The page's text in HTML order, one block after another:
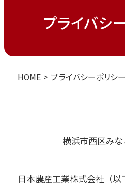
プライバシ
HOME プライバシーポリシー
横浜市西区み
日本農産工業株式会社（